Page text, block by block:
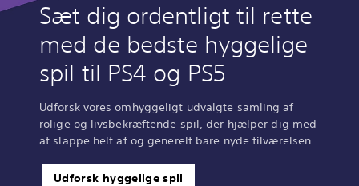
Sæt dig ordentligt til rette
med de bedste hyggelige
spil til PS4 og PS5
Udforsk vores omhyggeligt udvalgte samling af
rolige og livsbekræftende spil, der hjælper dig med
at slappe helt af og generelt bare nyde tilværelsen.
Udforsk hyggelige spil